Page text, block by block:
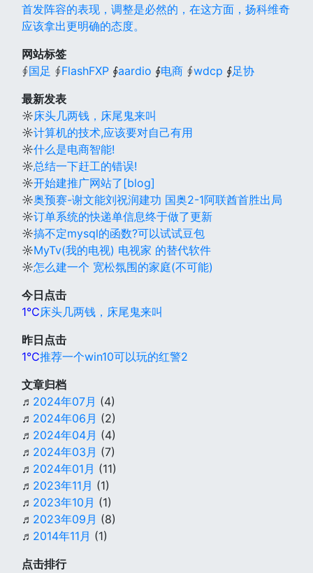
首发阵容的表现，调整是必然的，在这方面，扬科维奇
应该拿出更明确的态度。
网站标签
∮国足 ∮FlashFXP ∮aardio ∮电商 ∮wdcp ∮足协
最新发表
☼床头几两钱，床尾鬼来叫
☼计算机的技术,应该要对自己有用
☼什么是电商智能!
☼总结一下赶工的错误!
☼开始建推广网站了[blog]
☼奥预赛-谢文能刘祝润建功 国奥2-1阿联酋首胜出局
☼订单系统的快递单信息终于做了更新
☼搞不定mysql的函数?可以试试豆包
☼MyTv(我的电视) 电视家 的替代软件
☼怎么建一个 宽松氛围的家庭(不可能)
今日点击
1℃床头几两钱，床尾鬼来叫
昨日点击
1℃推荐一个win10可以玩的红警2
文章归档
♬ 2024年07月 (4)
♬ 2024年06月 (2)
♬ 2024年04月 (4)
♬ 2024年03月 (7)
♬ 2024年01月 (11)
♬ 2023年11月 (1)
♬ 2023年10月 (1)
♬ 2023年09月 (8)
♬ 2014年11月 (1)
点击排行